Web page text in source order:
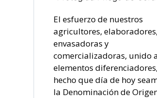
El esfuerzo de nuestros
agricultores, elaboradores,
envasadoras y
comercializadoras, unido
elementos
hecho que día de hoy
la Denominación de